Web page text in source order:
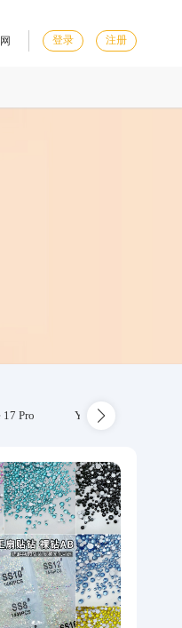
登录 注册
17 Pro Yubikey